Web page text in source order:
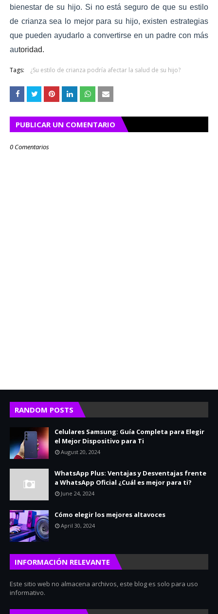
bienestar de su hijo. Si no está seguro de que su estilo
de crianza sea lo mejor para su hijo, existen estrategias
que pueden ayudarlo a convertirse en un padre con más
autoridad.
Tags: ¿Su estilo de crianza podría afectar la salud de su hijo?
PUBLICAR UN COMENTARIO
0 Comentarios
RANDOM POSTS
Celulares Samsung: Guía Completa para Elegir
el Mejor Dispositivo para Ti
August 20, 2024
WhatsApp Plus: Ventajas y Desventajas frente
a WhatsApp Oficial ¿Cuál es mejor para ti?
June 24, 2024
Cómo elegir los mejores altavoces
April 30, 2024
INFORMACIÓN RELEVANTE
Este sitio web no almacena archivos, este blog es solo para uso
informativo.